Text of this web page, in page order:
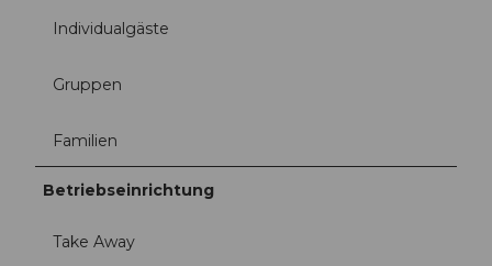
Individualgäste
Gruppen
Familien
Betriebseinrichtung
Take Away